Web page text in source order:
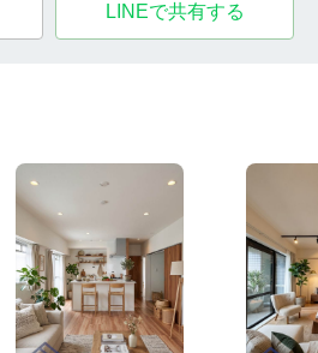
LINEで共有する